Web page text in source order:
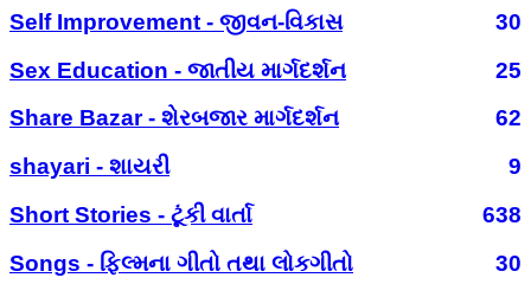
Self Improvement - જીવન-વિકાસ
30
Sex Education - જાતીય માર્ગદર્શન
25
Share Bazar - શેરબજાર માર્ગદર્શન
62
shayari - શાયરી
9
Short Stories - ટૂંકી વાર્તા
638
Songs - ફિલ્મના ગીતો તથા લોકગીતો
30